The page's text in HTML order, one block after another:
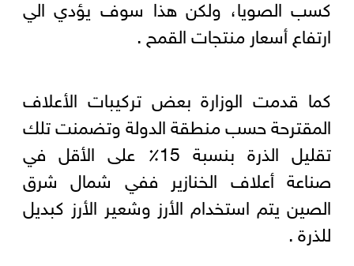
ارتفاع أسعار منتجات القمح .
كما قدمت الوزارة بعض تركيبات الأعلاف
المقترحة حسب منطقة الدولة وتضمنت تلك
تقليل الذرة بنسبة 15٪ على الأقل في
صناعة أعلاف الخنازير ففي شمال شرق
الصين يتم استخدام الأرز وشعير الأرز كبديل
للذرة .